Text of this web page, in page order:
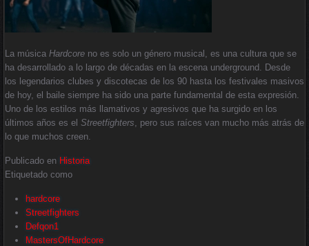
La música Hardcore no es solo un género musical, es una cultura que se
ha desarrollado a lo largo de décadas en la escena underground. Desde
los legendarios clubes y discotecas de los 90 hasta los festivales masivos
de hoy, el baile siempre ha sido una parte fundamental de esta expresión.
Uno de los estilos más llamativos y agresivos que ha surgido en los
últimos años es el Streetfighters, pero sus raíces van mucho más atrás de
lo que muchos creen.
Publicado en Historia
Etiquetado como
hardcore
Streetfighters
Defqon1
MastersOfHardcore